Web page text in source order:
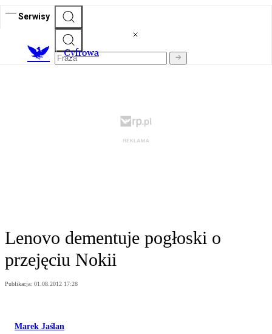
Serwisy
Cyfrowa
Lenovo dementuje pogłoski o
przejęciu Nokii
Publikacja: 01.08.2012 17:28
Marek Jaślan